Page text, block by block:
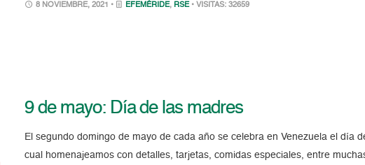
8 NOVIEMBRE, 2021 • EFEMÉRIDE, RSE • VISITAS: 32659
9 de mayo: Día de las madres
El segundo domingo de mayo de cada año se celebra en Venezuela el día
cual homenajeamos con detalles, tarjetas, comidas especiales, entre